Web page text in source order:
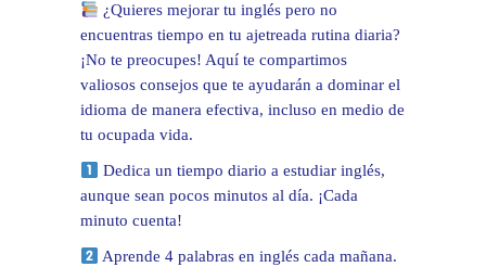
¿Quieres mejorar tu inglés pero no
encuentras tiempo en tu ajetreada rutina diaria?
¡No te preocupes! Aquí te compartimos
valiosos consejos que te ayudarán a dominar el
idioma de manera efectiva, incluso en medio de
tu ocupada vida.
Dedica un tiempo diario a estudiar inglés,
aunque sean pocos minutos al día. ¡Cada
minuto cuenta!
Aprende 4 palabras en inglés cada mañana.